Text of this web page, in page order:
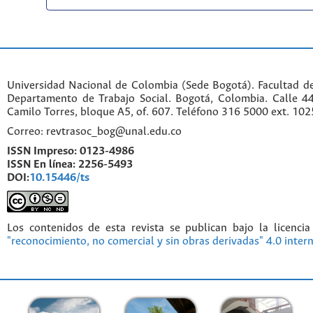
Universidad Nacional de Colombia (Sede Bogotá). Facultad
Departamento de Trabajo Social. Bogotá, Colombia. Calle
Camilo Torres, bloque A5, of. 607. Teléfono 316 5000 ext.
Correo: revtrasoc_bog@unal.edu.co
ISSN Impreso: 0123-4986
ISSN En línea: 2256-5493
DOI:10.15446/ts
Los contenidos de esta revista se publican bajo la
"reconocimiento, no comercial y sin obras derivadas" 4.0